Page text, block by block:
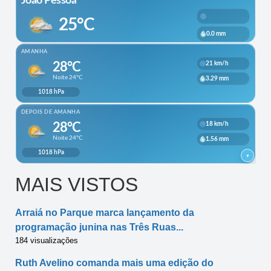
MAIS VISTOS
Arraiá no Parque marca lançamento da
programação junina nas Três Ruas...
184 visualizações
Ruth Avelino comanda mais uma edição do